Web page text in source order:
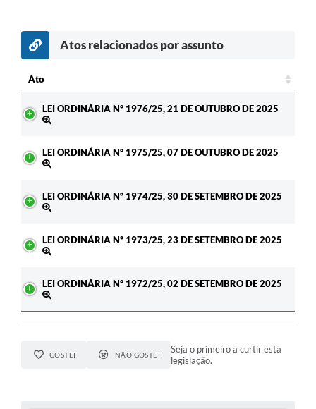
Atos relacionados por assunto
Ato
LEI ORDINÁRIA Nº 1976/25, 21 DE OUTUBRO DE 2025
LEI ORDINÁRIA Nº 1975/25, 07 DE OUTUBRO DE 2025
LEI ORDINÁRIA Nº 1974/25, 30 DE SETEMBRO DE 2025
LEI ORDINÁRIA Nº 1973/25, 23 DE SETEMBRO DE 2025
LEI ORDINÁRIA Nº 1972/25, 02 DE SETEMBRO DE 2025
GOSTEI NÃO GOSTEI
Seja o primeiro a curtir esta
legislação.